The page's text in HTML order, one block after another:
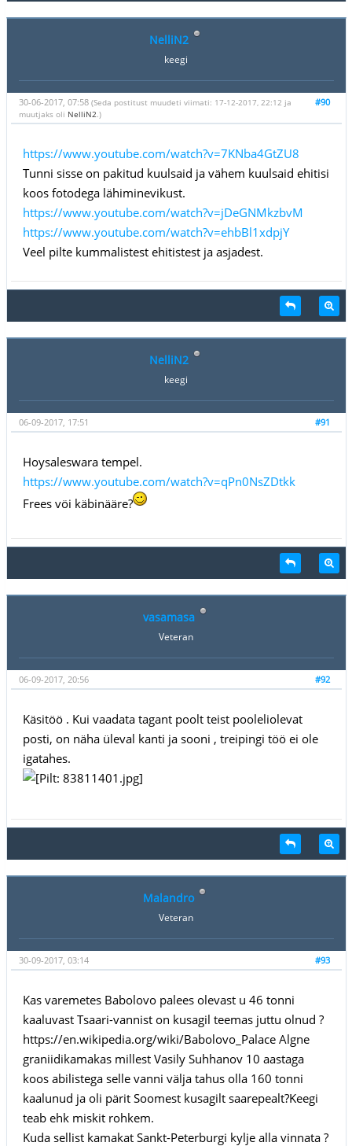
NelliN2
keegi
#90
30-06-2017, 07:58 (Seda postitust muudeti viimati: 17-12-2017, 22:12 ja
muutjaks oli NelliN2 .)
https://www.youtube.com/watch?v=7KNba4GtZU8
Tunni sisse on pakitud kuulsaid ja vähem kuulsaid ehitisi
koos fotodega lähiminevikust.
https://www.youtube.com/watch?v=jDeGNMkzbvM
https://www.youtube.com/watch?v=ehbBl1xdpjY
Veel pilte kummalistest ehitistest ja asjadest.
NelliN2
keegi
#91
06-09-2017, 17:51
Hoysaleswara tempel.
https://www.youtube.com/watch?v=qPn0NsZDtkk
Frees vöi käbinääre?
vasamasa
Veteran
#92
06-09-2017, 20:56
Käsitöö . Kui vaadata tagant poolt teist pooleliolevat
posti, on näha üleval kanti ja sooni , treipingi töö ei ole
igatahes.
Malandro
Veteran
#93
30-09-2017, 03:14
Kas varemetes Babolovo palees olevast u 46 tonni
kaaluvast Tsaari-vannist on kusagil teemas juttu olnud ?
https://en.wikipedia.org/wiki/Babolovo_Palace Algne
graniidikamakas millest Vasily Suhhanov 10 aastaga
koos abilistega selle vanni välja tahus olla 160 tonni
kaalunud ja oli pärit Soomest kusagilt saarepealt?Keegi
teab ehk miskit rohkem.
Kuda sellist kamakat Sankt-Peterburgi kylje alla vinnata ?